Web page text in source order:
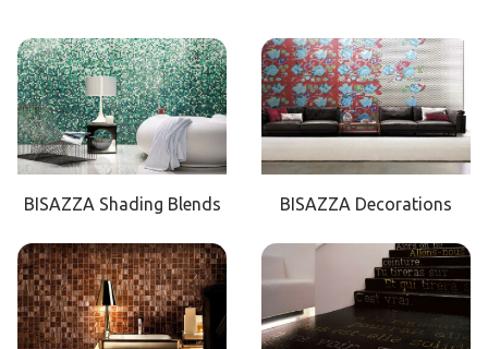
BISAZZA Shading Blends BISAZZA Decorations